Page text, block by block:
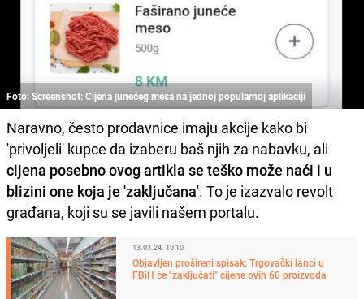
Foto: Screenshot: Cijena junećeg mesa na jednoj popularnoj aplikaciji
Naravno, često prodavnice imaju akcije kako bi
'privoljeli' kupce da izaberu baš njih za nabavku, ali
cijena posebno ovog artikla se teško može naći i u
blizini one koja je 'zaključana'. To je izazvalo revolt
građana, koji su se javili našem portalu.
13.03.24. 10:10
Objavljen prošireni spisak: Trgovački lanci u
FBiH će "zaključati" cijene ovih 60 proizvoda